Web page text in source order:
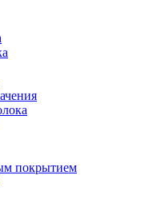
покрытием